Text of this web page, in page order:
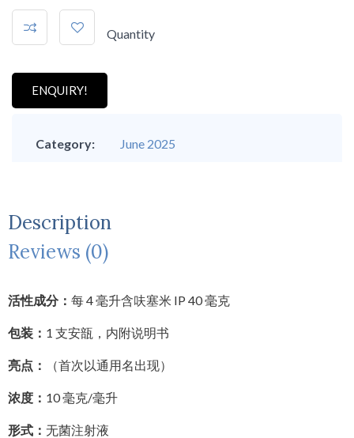
Quantity
ENQUIRY!
Category: June 2025
Description
Reviews (0)
活性成分： 每 4 毫升含呋塞米 IP 40 毫克
包装： 1 支安瓿，内附说明书
亮点： （首次以通用名出现）
浓度： 10 毫克/毫升
形式： 无菌注射液